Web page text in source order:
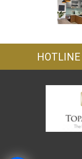
HOTLINE